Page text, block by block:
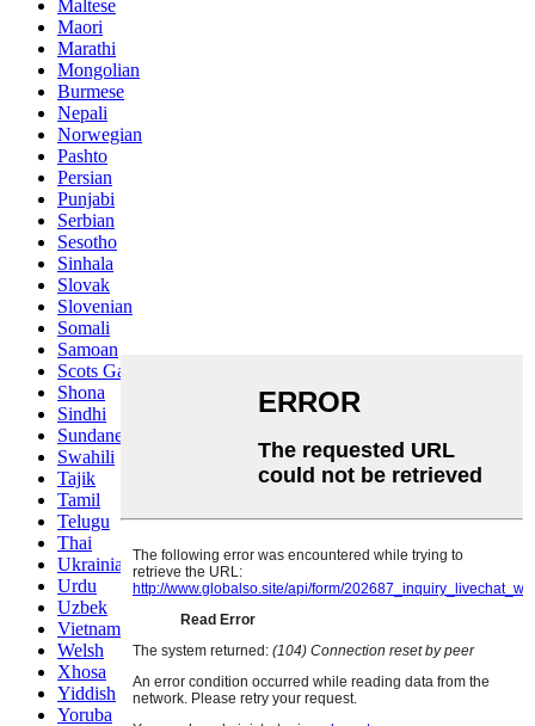
Maltese
Maori
Marathi
Mongolian
Burmese
Nepali
Norwegian
Pashto
Persian
Punjabi
Serbian
Sesotho
Sinhala
Slovak
Slovenian
Somali
Samoan
Scots Gaelic
Shona
Sindhi
Sundanese
Swahili
Tajik
Tamil
Telugu
Thai
Ukrainian
Urdu
Uzbek
Vietnamese
Welsh
Xhosa
Yiddish
Yoruba